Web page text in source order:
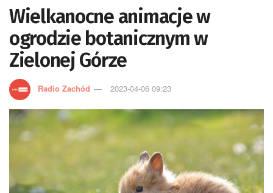
Wielkanocne animacje w
ogrodzie botanicznym w
Zielonej Górze
Radio Zachód 2023-04-06 09:23